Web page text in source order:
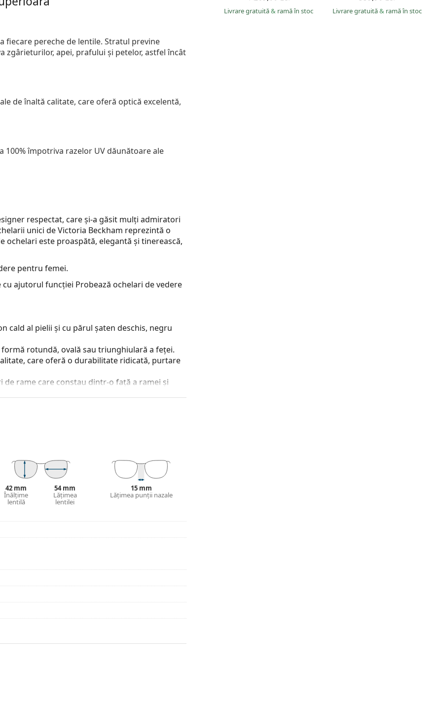
Livrare gratuită& ramă în stoc Livrare gratuită& ramă în stoc
pereche de lentile. Stratul previne
apei, prafului și petelor, astfel încât
de înaltă calitate, care oferă optică excelentă,
împotriva razelor UV dăunătoare ale
respectat, care și-a găsit mulți admiratori
unici de Victoria Beckham reprezintă o
ochelari este proaspătă, elegantă și tinerească,
pentru femei.
ajutorul funcției Probează ochelari de vedere
cald al pielii și cu părul șaten deschis, negru
rotundă, ovală sau triunghiulară a feței.
care oferă o durabilitate ridicată, purtare
rame care constau dintr-o față a ramei și
faptul că înglobează complet lentila și, în
rame este potrivit pentru toate lentilele,
designul acesteia pot varia.
ochelarilor. Este posibil ca unele modele să
a găsi mai multe modele sau consultăghidul
de utilizare.
42 mm
Înălțime
lentilă
54 mm
Lățimea
lentilei
15 mm
Lățimea punții nazale